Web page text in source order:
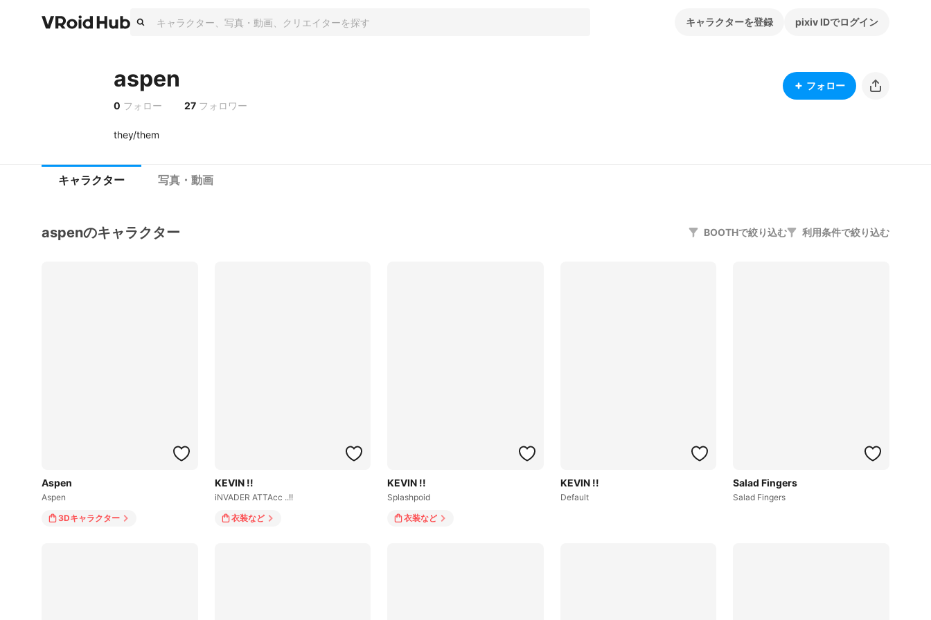
キャラクターを登録 pixiv IDでログイン
aspen
0 フォロー 27 フォロワー
フォロー
they/them
キャラクター 写真・動画
aspenのキャラクター BOOTHで絞り込む 利用条件で絞り込む
Aspen
Aspen
3Dキャラクター
KEVIN !!
iNVADER ATTAcc ..!!
衣装など
KEVIN !!
Splashpoid
衣装など
KEVIN !!
Default
Salad Fingers
Salad Fingers